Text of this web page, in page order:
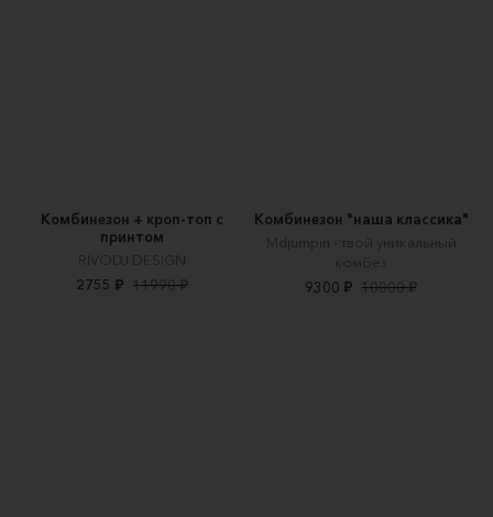
Комбинезон + кроп-топ с
принтом
RIVODJ DESIGN
2755 ₽ 11990 ₽
Комбинезон "наша классика"
Mdjumpin - твой уникальный
комбез
9300 ₽ 10000 ₽